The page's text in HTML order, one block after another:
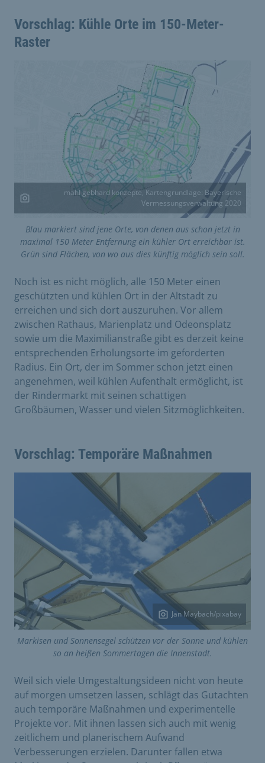
Vorschlag: Kühle Orte im 150-Meter-
Raster
mahl gebhard konzepte, Kartengrundlage: Bayerische
Vermessungsverwaltung 2020
Blau markiert sind jene Orte, von denen aus schon jetzt in
maximal 150 Meter Entfernung ein kühler Ort erreichbar ist.
Grün sind Flächen, von wo aus dies künftig möglich sein soll.
Noch ist es nicht möglich, alle 150 Meter einen
geschützten und kühlen Ort in der Altstadt zu
erreichen und sich dort auszuruhen. Vor allem
zwischen Rathaus, Marienplatz und Odeonsplatz
sowie um die Maximilianstraße gibt es derzeit keine
entsprechenden Erholungsorte im geforderten
Radius. Ein Ort, der im Sommer schon jetzt einen
angenehmen, weil kühlen Aufenthalt ermöglicht, ist
der Rindermarkt mit seinen schattigen
Großbäumen, Wasser und vielen Sitzmöglichkeiten.
Vorschlag: Temporäre Maßnahmen
Jan Maybach/pixabay
Markisen und Sonnensegel schützen vor der Sonne und kühlen
so an heißen Sommertagen die Innenstadt.
Weil sich viele Umgestaltungsideen nicht von heute
auf morgen umsetzen lassen, schlägt das Gutachten
auch temporäre Maßnahmen und experimentelle
Projekte vor. Mit ihnen lassen sich auch mit wenig
zeitlichem und planerischem Aufwand
Verbesserungen erzielen. Darunter fallen etwa